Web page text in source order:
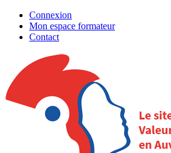
Connexion
Mon espace formateur
Contact